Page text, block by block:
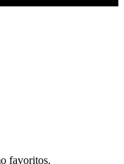
favoritos.